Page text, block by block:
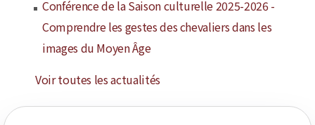
Conférence de la Saison culturelle 2025-2026 -
Comprendre les gestes des chevaliers dans les
images du Moyen Âge
Voir toutes les actualités